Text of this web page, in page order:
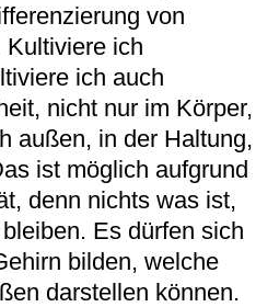
von
ich
ich auch
nicht nur im Körper,
außen, in der Haltung,
ist möglich aufgrund
denn nichts was ist,
Es dürfen sich
bilden, welche
darstellen können.